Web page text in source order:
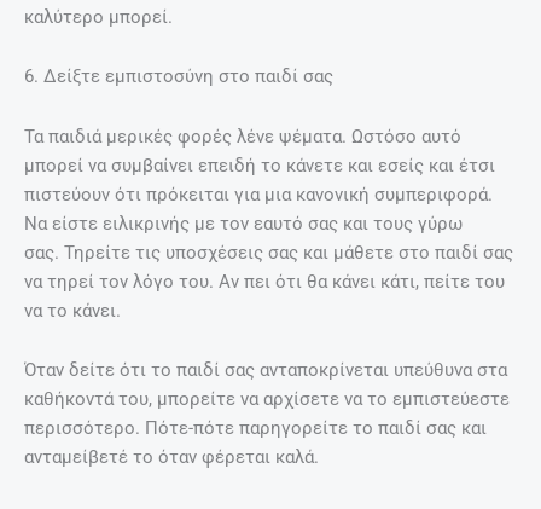
καλύτερο μπορεί.
6. Δείξτε εμπιστοσύνη στο παιδί σας
Τα παιδιά μερικές φορές λένε ψέματα. Ωστόσο αυτό
μπορεί να συμβαίνει επειδή το κάνετε και εσείς και έτσι
πιστεύουν ότι πρόκειται για μια κανονική συμπεριφορά.
Να είστε ειλικρινής με τον εαυτό σας και τους γύρω
σας. Τηρείτε τις υποσχέσεις σας και μάθετε στο παιδί σας
να τηρεί τον λόγο του. Αν πει ότι θα κάνει κάτι, πείτε του
να το κάνει.
Όταν δείτε ότι το παιδί σας ανταποκρίνεται υπεύθυνα στα
καθήκοντά του, μπορείτε να αρχίσετε να το εμπιστεύεστε
περισσότερο. Πότε-πότε παρηγορείτε το παιδί σας και
ανταμείβετέ το όταν φέρεται καλά.